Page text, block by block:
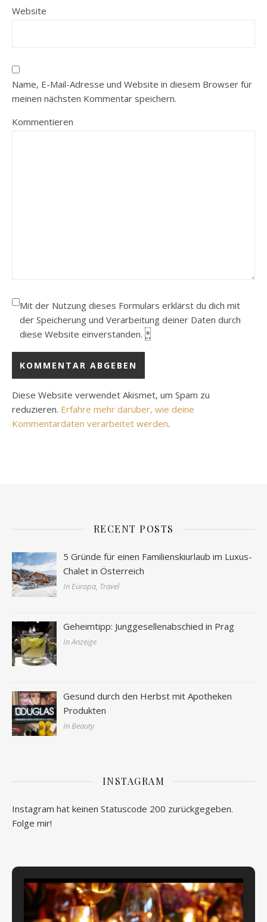
Website
Name, E-Mail-Adresse und Website in diesem Browser für
meinen nächsten Kommentar speichern.
Kommentieren
Mit der Nutzung dieses Formulars erklärst du dich mit
der Speicherung und Verarbeitung deiner Daten durch
diese Website einverstanden. *
Diese Website verwendet Akismet, um Spam zu
reduzieren. Erfahre mehr darüber, wie deine
Kommentardaten verarbeitet werden.
RECENT POSTS
5 Gründe für einen Familienskiurlaub im Luxus-
Chalet in Österreich
In Europa, Travel
Geheimtipp: Junggesellenabschied in Prag
In Anzeige
Gesund durch den Herbst mit Apotheken
Produkten
In Beauty
INSTAGRAM
Instagram hat keinen Statuscode 200 zurückgegeben.
Folge mir!